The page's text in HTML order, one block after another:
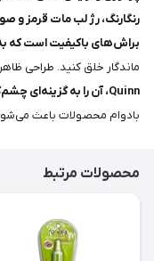
رنگارنگ، رژ لب مات قرمز
براش‌های باکیفیت است که
ماندگار خلق کنید. طراحی
Quinn، آن را به گزینه‌ای چشم‌گیر و کلکسیونی تبدیل
با‌دوام محصولات باعث می‌شود
محصولات مرتبط